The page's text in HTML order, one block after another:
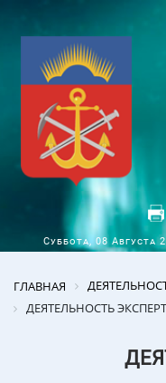
Суббота, 08 Августа
ГЛАВНАЯ
ДЕЯТЕЛЬНОСТЬ